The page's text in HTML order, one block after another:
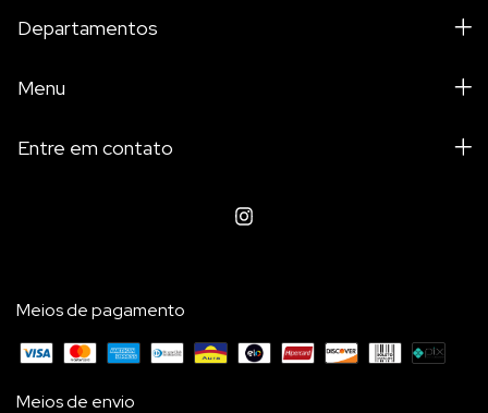
Departamentos
Menu
Entre em contato
Meios de pagamento
Meios de envio